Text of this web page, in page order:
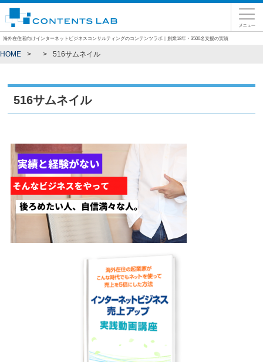
海外在住者向けインターネットビジネスコンサルティングのコンテンツラボ｜創業18年・3500名支援の実績
HOME 516サムネイル
516サムネイル